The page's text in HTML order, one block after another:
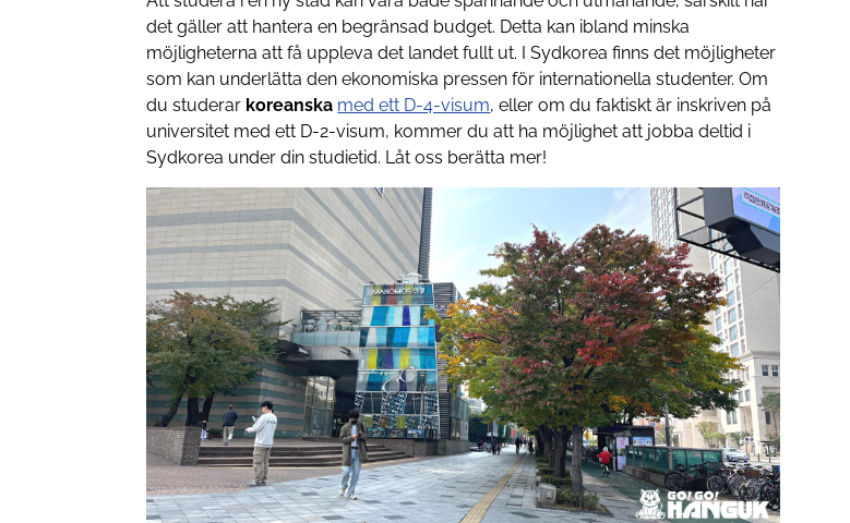
det gäller att hantera en begränsad budget. Detta kan ibland minska
möjligheterna att få uppleva det landet fullt ut. I Sydkorea finns det möjligheter
som kan underlätta den ekonomiska pressen för internationella studenter. Om
du studerar koreanska med ett D-4-visum, eller om du faktiskt är inskriven på
universitet med ett D-2-visum, kommer du att ha möjlighet att jobba deltid i
Sydkorea under din studietid. Låt oss berätta mer!